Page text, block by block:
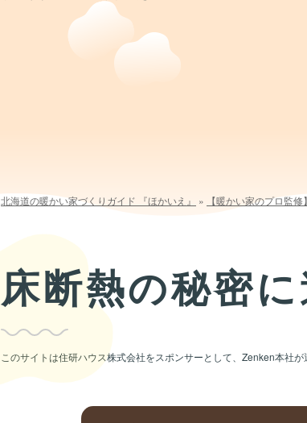
北海道の暖かい家づくりガイド 『ほかいえ』 » 【暖かい家のプロ監
床断熱の秘密に
このサイトは住研ハウス株式会社をスポンサーとして、Zenken本社が